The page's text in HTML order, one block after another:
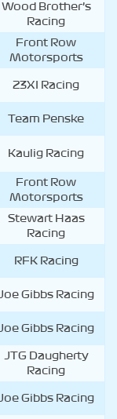
Wood Brother’s
Racing
Front Row
Motorsports
23XI Racing
Team Penske
Kaulig Racing
Front Row
Motorsports
Stewart Haas
Racing
RFK Racing
Joe Gibbs Racing
Joe Gibbs Racing
JTG Daugherty
Racing
Joe Gibbs Racing